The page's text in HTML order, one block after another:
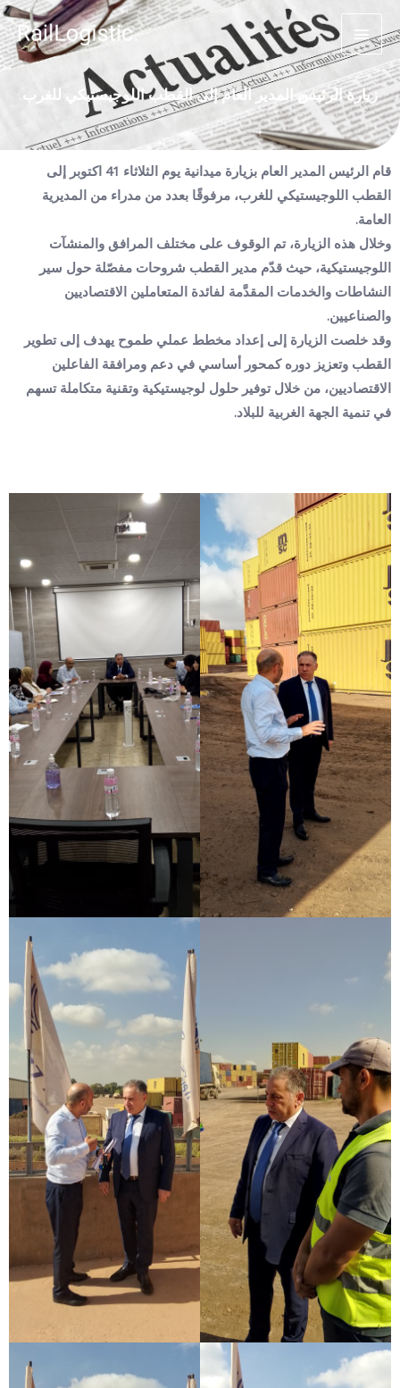
زيارة الرئيس المدير العام إلى القطب اللوجيستيكي للغرب
قام الرئيس المدير العام بزيارة ميدانية يوم الثلاثاء 14 اكتوبر إلى
القطب اللوجيستيكي للغرب، مرفوقًا بعدد من مدراء من المديرية
العامة.
وخلال هذه الزيارة، تم الوقوف على مختلف المرافق والمنشآت
اللوجيستيكية، حيث قدّم مدير القطب شروحات مفصّلة حول سير
النشاطات والخدمات المقدَّمة لفائدة المتعاملين الاقتصاديين
والصناعيين.
وقد خلصت الزيارة إلى إعداد مخطط عملي طموح يهدف إلى تطوير
القطب وتعزيز دوره كمحور أساسي في دعم ومرافقة الفاعلين
الاقتصاديين، من خلال توفير حلول لوجيستيكية وتقنية متكاملة تسهم
في تنمية الجهة الغربية للبلاد.